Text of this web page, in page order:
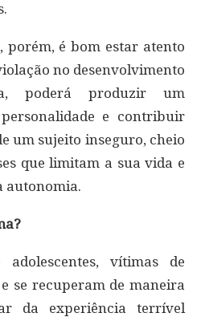
é bom estar atento
no desenvolvimento
poderá produzir um
e contribuir
um sujeito inseguro, cheio
que limitam a sua vida e
autonomia.
vítimas de
se recuperam de maneira
da experiência terrível